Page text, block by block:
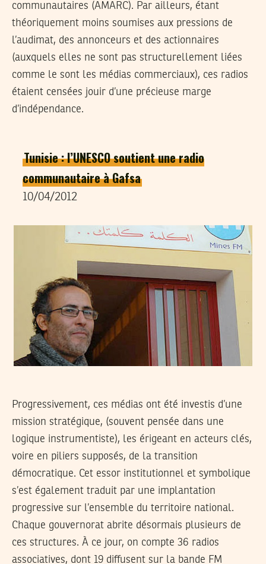
communautaires (AMARC). Par ailleurs, étant
théoriquement moins soumises aux pressions de
l’audimat, des annonceurs et des actionnaires
(auxquels elles ne sont pas structurellement liées
comme le sont les médias commerciaux), ces radios
étaient censées jouir d’une précieuse marge
d’indépendance.
Tunisie : l’UNESCO soutient une radio
communautaire à Gafsa
10/04/2012
Progressivement, ces médias ont été investis d’une
mission stratégique, (souvent pensée dans une
logique instrumentiste), les érigeant en acteurs clés,
voire en piliers supposés, de la transition
démocratique. Cet essor institutionnel et symbolique
s’est également traduit par une implantation
progressive sur l’ensemble du territoire national.
Chaque gouvernorat abrite désormais plusieurs de
ces structures. À ce jour, on compte 36 radios
associatives, dont 19 diffusent sur la bande FM